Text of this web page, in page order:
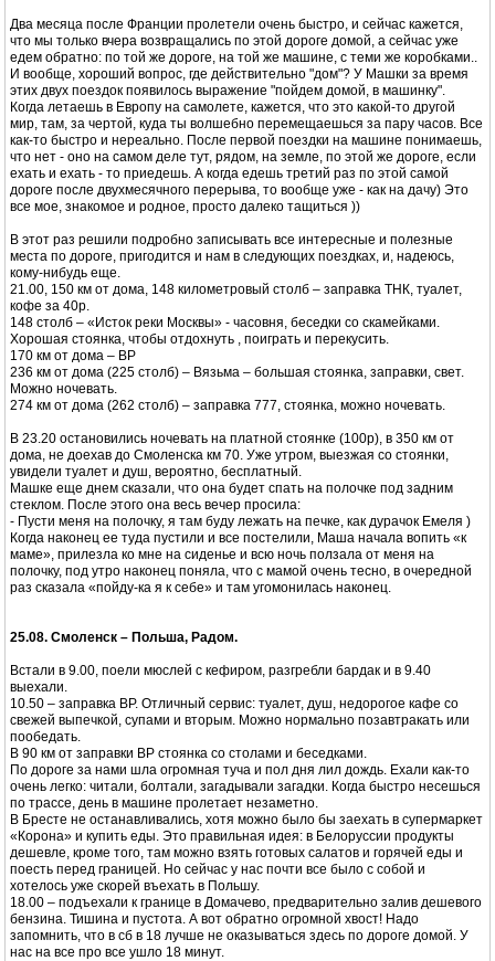
Два месяца после Франции пролетели очень быстро, и сейчас кажется,
что мы только вчера возвращались по этой дороге домой, а сейчас уже
едем обратно: по той же дороге, на той же машине, с теми же коробками..
И вообще, хороший вопрос, где действительно "дом"? У Машки за время
этих двух поездок появилось выражение "пойдем домой, в машинку".
Когда летаешь в Европу на самолете, кажется, что это какой-то другой
мир, там, за чертой, куда ты волшебно перемещаешься за пару часов. Все
как-то быстро и нереально. После первой поездки на машине понимаешь,
что нет - оно на самом деле тут, рядом, на земле, по этой же дороге, если
ехать и ехать - то приедешь. А когда едешь третий раз по этой самой
дороге после двухмесячного перерыва, то вообще уже - как на дачу) Это
все мое, знакомое и родное, просто далеко тащиться ))
В этот раз решили подробно записывать все интересные и полезные
места по дороге, пригодится и нам в следующих поездках, и, надеюсь,
кому-нибудь еще.
21.00, 150 км от дома, 148 километровый столб – заправка ТНК, туалет,
кофе за 40р.
148 столб – «Исток реки Москвы» - часовня, беседки со скамейками.
Хорошая стоянка, чтобы отдохнуть , поиграть и перекусить.
170 км от дома – BP
236 км от дома (225 столб) – Вязьма – большая стоянка, заправки, свет.
Можно ночевать.
274 км от дома (262 столб) – заправка 777, стоянка, можно ночевать.
В 23.20 остановились ночевать на платной стоянке (100р), в 350 км от
дома, не доехав до Смоленска км 70. Уже утром, выезжая со стоянки,
увидели туалет и душ, вероятно, бесплатный.
Машке еще днем сказали, что она будет спать на полочке под задним
стеклом. После этого она весь вечер просила:
- Пусти меня на полочку, я там буду лежать на печке, как дурачок Емеля )
Когда наконец ее туда пустили и все постелили, Маша начала вопить «к
маме», прилезла ко мне на сиденье и всю ночь ползала от меня на
полочку, под утро наконец поняла, что с мамой очень тесно, в очередной
раз сказала «пойду-ка я к себе» и там угомонилась наконец.
25.08. Смоленск – Польша, Радом.
Встали в 9.00, поели мюслей с кефиром, разгребли бардак и в 9.40
выехали.
10.50 – заправка BP. Отличный сервис: туалет, душ, недорогое кафе со
свежей выпечкой, супами и вторым. Можно нормально позавтракать или
пообедать.
В 90 км от заправки BP стоянка со столами и беседками.
По дороге за нами шла огромная туча и пол дня лил дождь. Ехали как-то
очень легко: читали, болтали, загадывали загадки. Когда быстро несешься
по трассе, день в машине пролетает незаметно.
В Бресте не останавливались, хотя можно было бы заехать в супермаркет
«Корона» и купить еды. Это правильная идея: в Белоруссии продукты
дешевле, кроме того, там можно взять готовых салатов и горячей еды и
поесть перед границей. Но сейчас у нас почти все было с собой и
хотелось уже скорей въехать в Польшу.
18.00 – подъехали к границе в Домачево, предварительно залив дешевого
бензина. Тишина и пустота. А вот обратно огромной хвост! Надо
запомнить, что в сб в 18 лучше не оказываться здесь по дороге домой. У
нас на все про все ушло 18 минут.